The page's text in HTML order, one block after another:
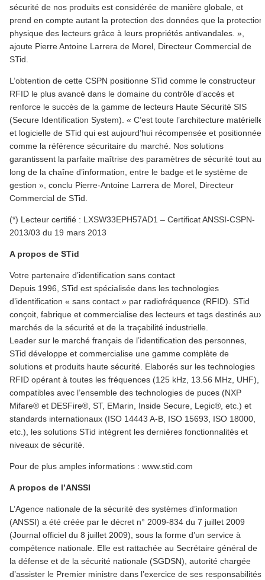
sécurité de nos produits est considérée de manière globale, et
prend en compte autant la protection des données que la protection
physique des lecteurs grâce à leurs propriétés antivandales. »,
ajoute Pierre Antoine Larrera de Morel, Directeur Commercial de
STid.
L’obtention de cette CSPN positionne STid comme le constructeur
RFID le plus avancé dans le domaine du contrôle d’accès et
renforce le succès de la gamme de lecteurs Haute Sécurité SIS
(Secure Identification System). « C’est toute l’architecture matérielle
et logicielle de STid qui est aujourd’hui récompensée et positionnée
comme la référence sécuritaire du marché. Nos solutions
garantissent la parfaite maîtrise des paramètres de sécurité tout au
long de la chaîne d’information, entre le badge et le système de
gestion », conclu Pierre-Antoine Larrera de Morel, Directeur
Commercial de STid.
(*) Lecteur certifié : LXSW33EPH57AD1 – Certificat ANSSI-CSPN-
2013/03 du 19 mars 2013
A propos de STid
Votre partenaire d’identification sans contact
Depuis 1996, STid est spécialisée dans les technologies
d’identification « sans contact » par radiofréquence (RFID). STid
conçoit, fabrique et commercialise des lecteurs et tags destinés aux
marchés de la sécurité et de la traçabilité industrielle.
Leader sur le marché français de l’identification des personnes,
STid développe et commercialise une gamme complète de
solutions et produits haute sécurité. Elaborés sur les technologies
RFID opérant à toutes les fréquences (125 kHz, 13.56 MHz, UHF),
compatibles avec l’ensemble des technologies de puces (NXP
Mifare® et DESFire®, ST, EMarin, Inside Secure, Legic®, etc.) et
standards internationaux (ISO 14443 A-B, ISO 15693, ISO 18000,
etc.), les solutions STid intègrent les dernières fonctionnalités et
niveaux de sécurité.
Pour de plus amples informations : www.stid.com
A propos de l’ANSSI
L’Agence nationale de la sécurité des systèmes d’information
(ANSSI) a été créée par le décret n° 2009-834 du 7 juillet 2009
(Journal officiel du 8 juillet 2009), sous la forme d’un service à
compétence nationale. Elle est rattachée au Secrétaire général de
la défense et de la sécurité nationale (SGDSN), autorité chargée
d’assister le Premier ministre dans l’exercice de ses responsabilités